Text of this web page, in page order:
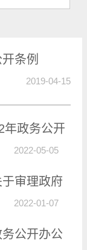
条例
2019-04-15
年政务公开
2022-05-05
审理政府
2022-01-07
公开办公